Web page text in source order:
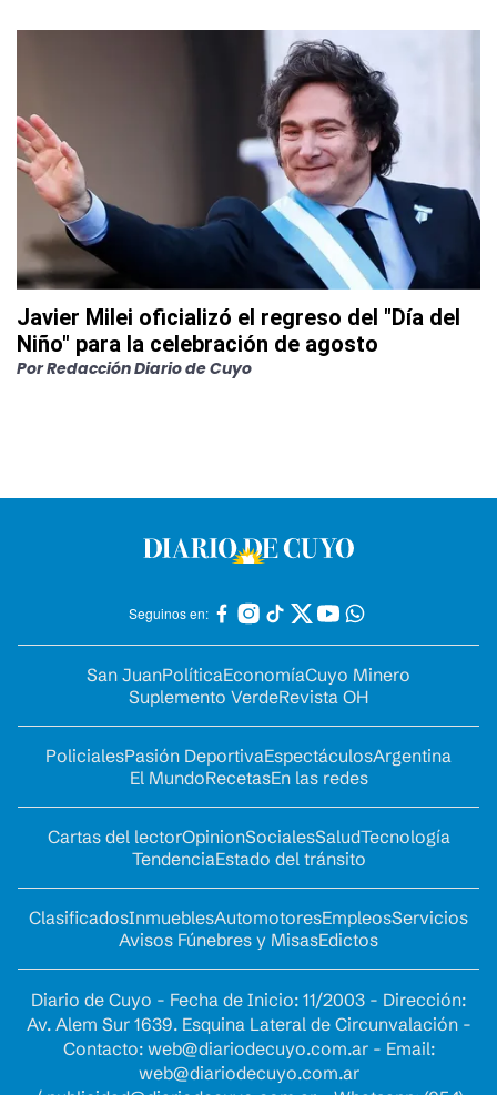
Javier Milei oficializó el regreso del "Día del
Niño" para la celebración de agosto
PorRedacción Diario de Cuyo
Seguinos en:
San JuanPolíticaEconomíaCuyo Minero
Suplemento VerdeRevista OH
PolicialesPasión DeportivaEspectáculosArgentina
El MundoRecetasEn las redes
Cartas del lectorOpinionSocialesSaludTecnología
TendenciaEstado del tránsito
ClasificadosInmueblesAutomotoresEmpleosServicios
Avisos Fúnebres y MisasEdictos
Diario de Cuyo - Fecha de Inicio: 11/2003 - Dirección:
Av. Alem Sur 1639. Esquina Lateral de Circunvalación -
Contacto: web@diariodecuyo.com.ar- Email:
web@diariodecuyo.com.ar